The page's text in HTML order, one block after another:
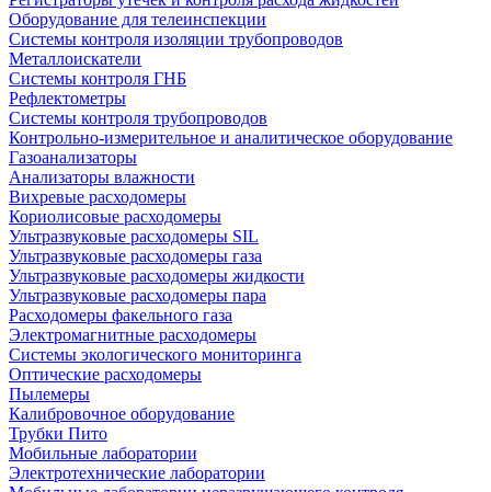
Оборудование для телеинспекции
Cистемы контроля изоляции трубопроводов
Металлоискатели
Системы контроля ГНБ
Рефлектометры
Системы контроля трубопроводов
Контрольно-измерительное и аналитическое оборудование
Газоанализаторы
Анализаторы влажности
Вихревые расходомеры
Кориолисовые расходомеры
Ультразвуковые расходомеры SIL
Ультразвуковые расходомеры газа
Ультразвуковые расходомеры жидкости
Ультразвуковые расходомеры пара
Расходомеры факельного газа
Электромагнитные расходомеры
Системы экологического мониторинга
Оптические расходомеры
Пылемеры
Калибровочное оборудование
Трубки Пито
Мобильные лаборатории
Электротехнические лаборатории